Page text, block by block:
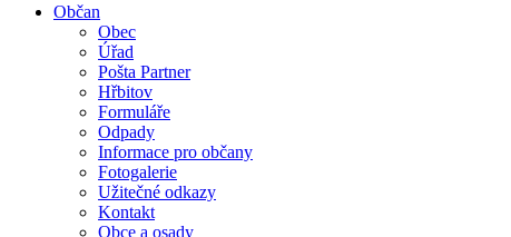
Občan
Obec
Úřad
Pošta Partner
Hřbitov
Formuláře
Odpady
Informace pro občany
Fotogalerie
Užitečné odkazy
Kontakt
Obce a osady